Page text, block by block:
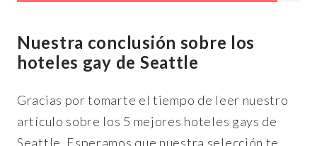
Nuestra conclusión sobre los
hoteles gay de Seattle
Gracias por tomarte el tiempo de leer nuestro
artículo sobre los 5 mejores hoteles gays de
Seattle. Esperamos que nuestra selección te